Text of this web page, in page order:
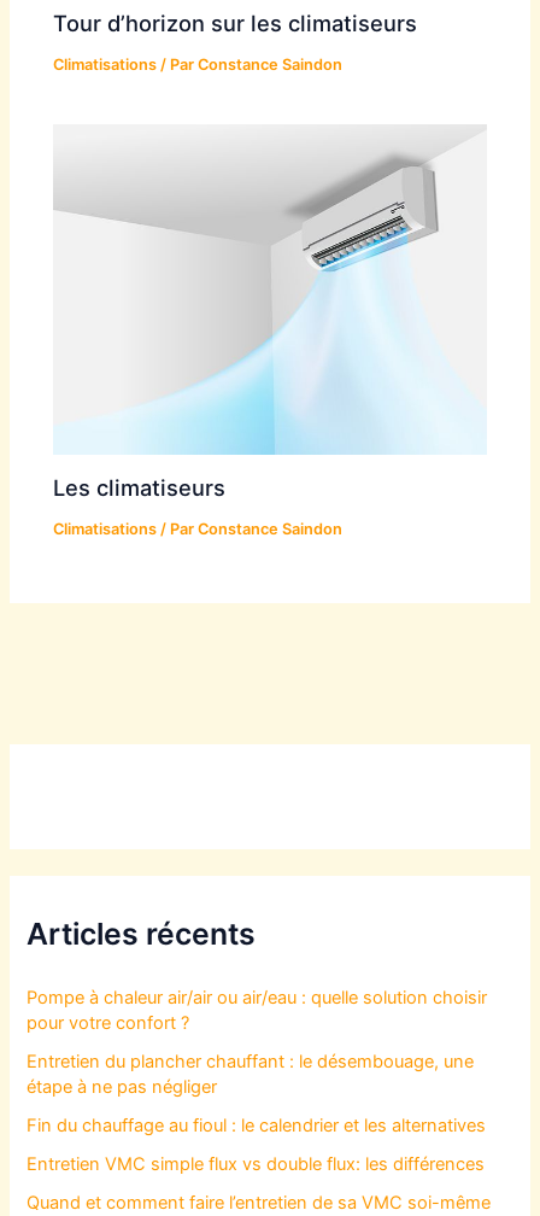
Tour d’horizon sur les climatiseurs
Climatisations / ParConstance Saindon
Les climatiseurs
Climatisations / ParConstance Saindon
Articles récents
Pompe à chaleur air/air ou air/eau : quelle solution choisir
pour votre confort ?
Entretien du plancher chauffant : le désembouage, une
étape à ne pas négliger
Fin du chauffage au fioul : le calendrier et les alternatives
Entretien VMC simple flux vs double flux: les différences
Quand et comment faire l’entretien de sa VMC soi-même